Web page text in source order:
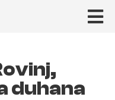
duhana